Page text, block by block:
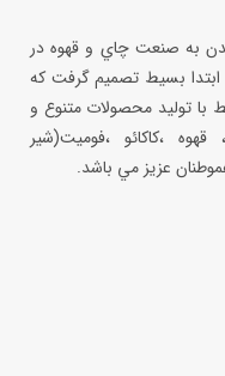
بخشيدن به صنعت چاي و قهوه در
ابتدا بسيط تصميم گرفت كه
با توليد محصولات متنوع و
،كاكائو ،فوميت(شير
عزيز مي باشد.